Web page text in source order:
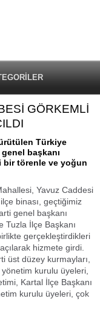
GÖRKEMLİ
Türkiye
başkanı
bir törenle ve yoğun
Yavuz Caddesi
binası, geçtiğimiz
genel başkanı
Tuzla İlçe Başkanı
gerçekleştirdikleri
hizmete girdi.
üst düzey kurmayları,
kurulu üyeleri,
Kartal İlçe Başkanı
kurulu üyeleri, çok